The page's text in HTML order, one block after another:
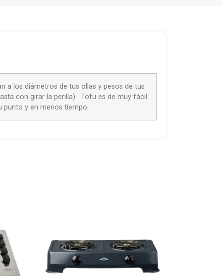
a los diámetros de tus ollas y pesos de tus
con girar la perilla) . Tofu es de muy fácil
punto y en menos tiempo.